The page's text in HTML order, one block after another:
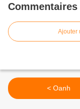
Commentaires
Ajouter
< Oanh